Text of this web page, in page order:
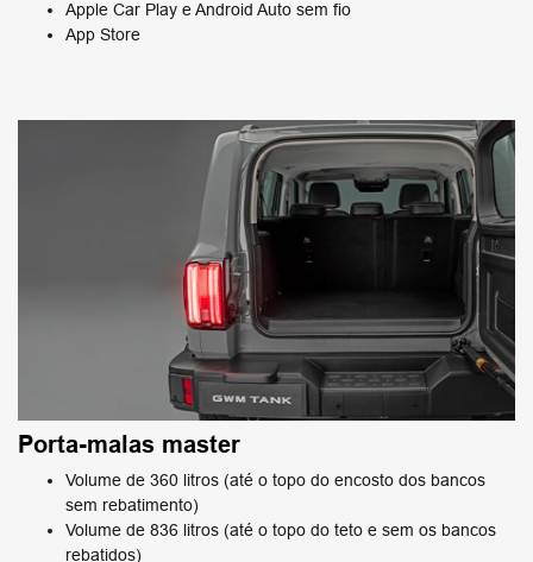
Apple Car Play e Android Auto sem fio
App Store
Porta-malas master
Volume de 360 litros (até o topo do encosto dos bancos
sem rebatimento)
Volume de 836 litros (até o topo do teto e sem os bancos
rebatidos)